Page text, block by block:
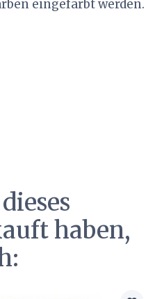
eingefärbt werden.
haben,